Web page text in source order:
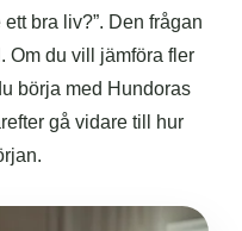
bra liv?”. Den frågan
Om du vill jämföra fler
börja med Hundoras
gå vidare till hur